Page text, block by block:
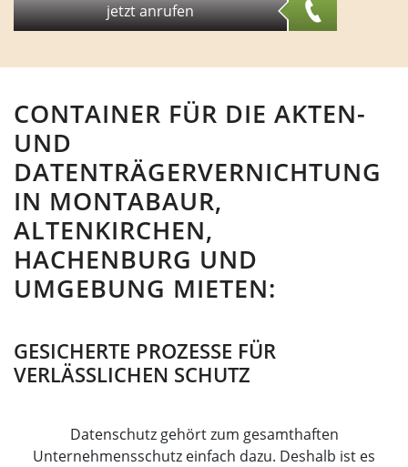
jetzt anrufen
CONTAINER FÜR DIE AKTEN-
UND
DATENTRÄGERVERNICHTUNG
IN MONTABAUR,
ALTENKIRCHEN,
HACHENBURG UND
UMGEBUNG MIETEN:
GESICHERTE PROZESSE FÜR
VERLÄSSLICHEN SCHUTZ
Datenschutz gehört zum gesamthaften
Unternehmensschutz einfach dazu. Deshalb ist es